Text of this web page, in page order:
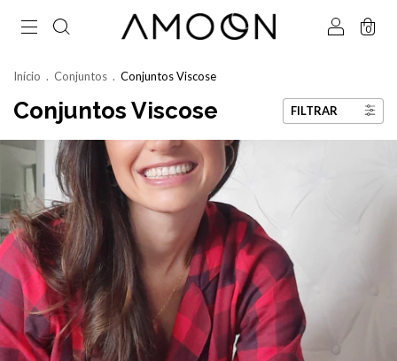
0
Início . Conjuntos . Conjuntos Viscose
Conjuntos Viscose FILTRAR